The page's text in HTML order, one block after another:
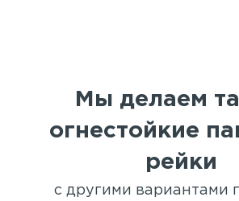
Мы делаем
огнестойкие
рейки
с другими вариантами